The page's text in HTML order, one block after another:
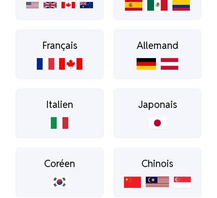
Français Allemand
Italien Japonais
Coréen Chinois